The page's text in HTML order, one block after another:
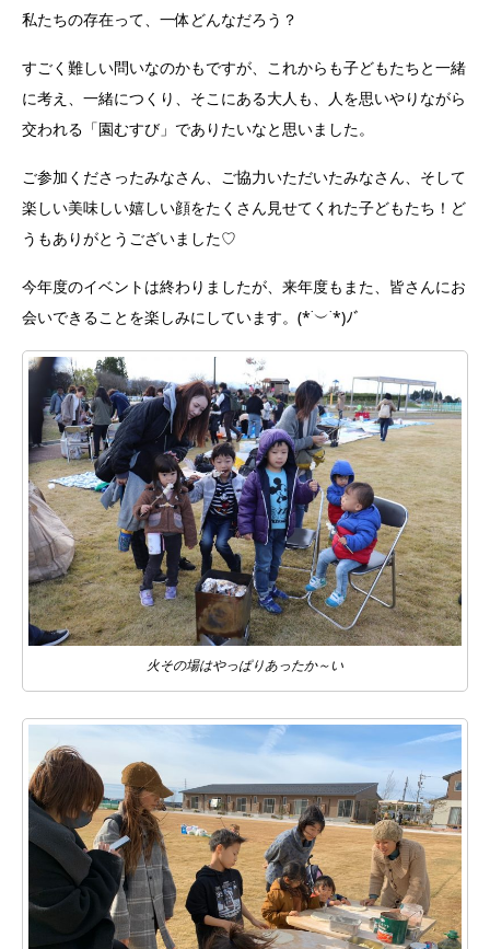
私たちの存在って、一体どんなだろう？
すごく難しい問いなのかもですが、これからも子どもたちと一緒
に考え、一緒につくり、そこにある大人も、人を思いやりながら
交われる「園むすび」でありたいなと思いました。
ご参加くださったみなさん、ご協力いただいたみなさん、そして
楽しい美味しい嬉しい顔をたくさん見せてくれた子どもたち！ど
うもありがとうございました♡
今年度のイベントは終わりましたが、来年度もまた、皆さんにお
会いできることを楽しみにしています。(*˙︶˙*)ﾉﾞ
火その場はやっぱりあったか～い